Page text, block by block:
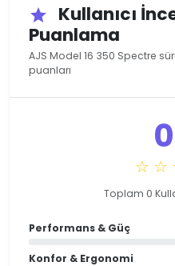
star
Kullanıcı
Puanlama
AJS Model 16 350 Spectre
puanları
☆ ☆
Toplam 0
Performans & Güç
Konfor & Ergonomi